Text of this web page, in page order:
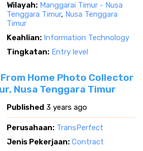
Wilayah: Manggarai Timur - Nusa
Tenggara Timur, Nusa Tenggara
Timur
Keahlian: Information Technology
Tingkatan: Entry level
Home Photo Collector
Nusa Tenggara Timur
Published 3 years ago
Perusahaan: TransPerfect
Jenis Pekerjaan: Contract